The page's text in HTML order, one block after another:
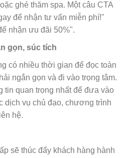
ghé thăm spa. Một câu CTA
để nhận tư vấn miễn phí!"
nhận ưu đãi 50%".
gọn, súc tích
có nhiều thời gian để đọc toàn
ngắn gọn và đi vào trọng tâm.
tin quan trọng nhất để đưa vào
dịch vụ chủ đạo, chương trình
hệ.
sẽ thúc đẩy khách hàng hành